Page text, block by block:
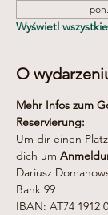
Wyświetl
O
Mehr Infos zum
Reservierung:
Um dir einen
dich um
Dariusz
Bank 99
IBAN: AT74 1912